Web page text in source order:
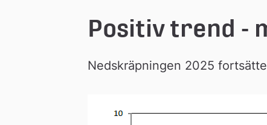
Positiv trend -
Nedskräpningen 2025